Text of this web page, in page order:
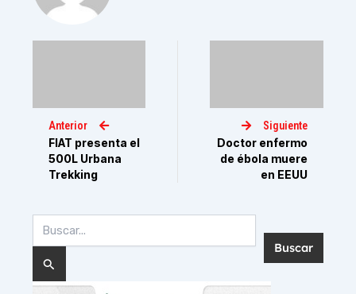
Anterior
FIAT presenta el
500L Urbana
Trekking
Siguiente
Doctor enfermo
de ébola muere
en EEUU
por: